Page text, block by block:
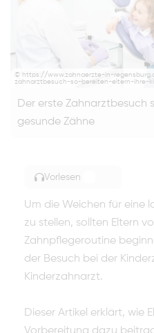
© https://www.zahnaerzte-in-
zahnarztbesuch-so-bereiten-eltern-ihre-
Der erste Zahnarztbesuch
gesunde Zähne
Vorlesen
Um die Weichen für eine
zu stellen, sollten Eltern
Zahnpflegeroutine
der Besuch bei der
Kinderzahnarzt.
Dieser Artikel erklärt, wie